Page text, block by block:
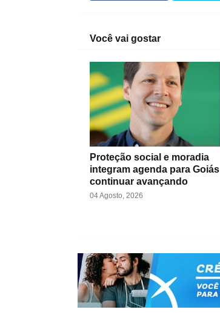
Você vai gostar
Proteção social e moradia
integram agenda para Goiás
continuar avançando
04 Agosto, 2026